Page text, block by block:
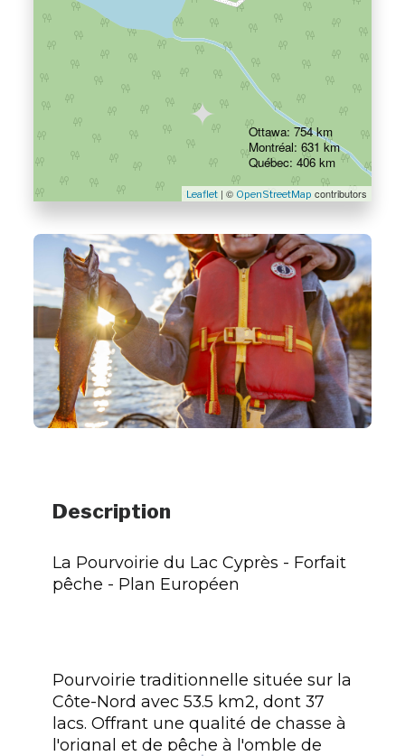
Leaflet| © OpenStreetMap contributors
Ottawa: 754 km
Montréal: 631 km
Québec: 406 km
Description
La Pourvoirie du Lac Cyprès - Forfait
pêche - Plan Européen
Pourvoirie traditionnelle située sur la
Côte-Nord avec 53.5 km2, dont 37
lacs. Offrant une qualité de chasse à
l'orignal et de pêche à l'omble de